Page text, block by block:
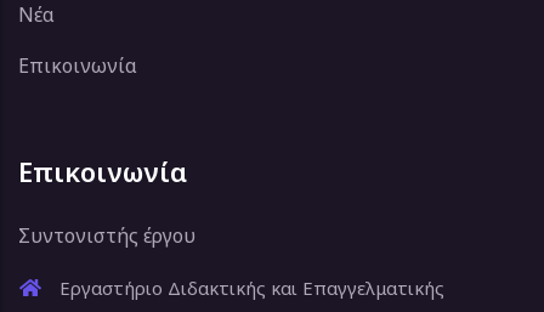
Νέα
Επικοινωνία
Επικοινωνία
Συντονιστής έργου
Εργαστήριο Διδακτικής και Επαγγελματικής